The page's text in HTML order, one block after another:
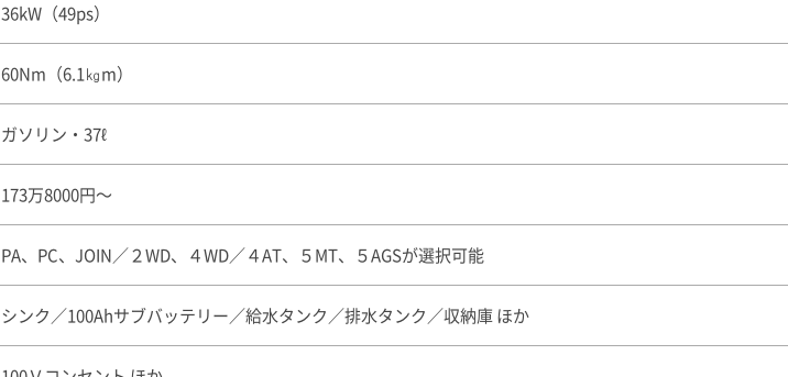
36kW（49ps）
60Nm（6.1㎏m）
ガソリン・37ℓ
173万8000円〜
PA、PC、JOIN／２WD、４WD／４AT、５MT、５AGSが選択可能
シンク／100Ahサブバッテリー／給水タンク／排水タンク／収納庫 ほか